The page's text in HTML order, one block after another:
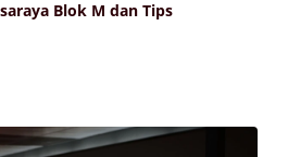
Blok M dan Tips